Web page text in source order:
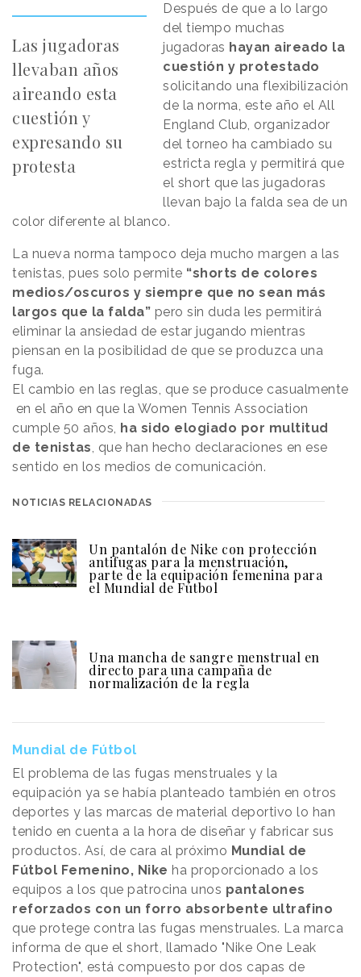
Las jugadoras
llevaban años
aireando esta
cuestión y
expresando su
protesta
Después de que a lo largo
del tiempo muchas
jugadoras hayan aireado la
cuestión y protestado
solicitando una flexibilización
de la norma, este año el All
England Club, organizador
del torneo ha cambiado su
estricta regla y permitirá que
el short que las jugadoras
llevan bajo la falda sea de un
color diferente al blanco.
La nueva norma tampoco deja mucho margen a las
tenistas, pues solo permite “shorts de colores
medios/oscuros y siempre que no sean más
largos que la falda” pero sin duda les permitirá
eliminar la ansiedad de estar jugando mientras
piensan en la posibilidad de que se produzca una
fuga.
El cambio en las reglas, que se produce casualmente
en el año en que la Women Tennis Association
cumple 50 años, ha sido elogiado por multitud
de tenistas, que han hecho declaraciones en ese
sentido en los medios de comunicación.
NOTICIAS RELACIONADAS
Un pantalón de Nike con protección
antifugas para la menstruación,
parte de la equipación femenina para
el Mundial de Fútbol
Una mancha de sangre menstrual en
directo para una campaña de
normalización de la regla
Mundial de Fútbol
El problema de las fugas menstruales y la
equipación ya se había planteado también en otros
deportes y las marcas de material deportivo lo han
tenido en cuenta a la hora de diseñar y fabricar sus
productos. Así, de cara al próximo Mundial de
Fútbol Femenino, Nike ha proporcionado a los
equipos a los que patrocina unos pantalones
reforzados con un forro absorbente ultrafino
que protege contra las fugas menstruales. La marca
informa de que el short, llamado "Nike One Leak
Protection", está compuesto por dos capas de